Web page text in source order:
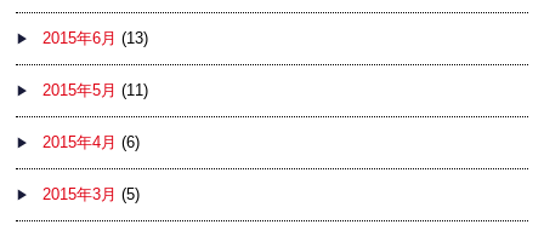
2015年6月 (13)
2015年5月 (11)
2015年4月 (6)
2015年3月 (5)